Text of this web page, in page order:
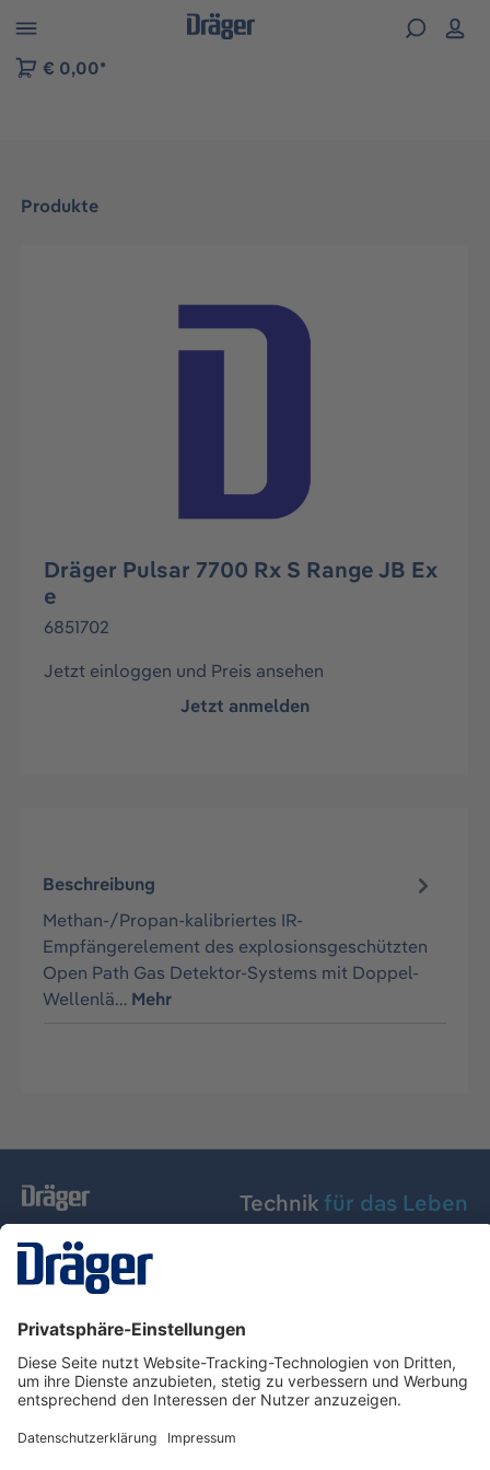
der B2B-Plattform springen
€ 0,00*
Produkte
Bildergalerie überspringen
Dräger Pulsar 7700 Rx S Range JB Ex
e
6851702
Jetzt einloggen und Preis ansehen
Jetzt anmelden
Beschreibung
Methan-/Propan-kalibriertes IR-
Empfängerelement des explosionsgeschützten
Open Path Gas Detektor-Systems mit Doppel-
Wellenlä… Mehr
Technik für das Leben
Dräger Austria GmbH
Über Dräger
Informationen